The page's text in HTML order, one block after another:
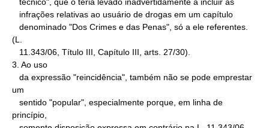
(L.
3. Ao uso
um
princípio,